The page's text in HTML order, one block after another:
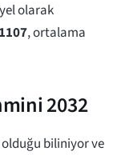
olarak
, ortalama
2032
olduğu biliniyor ve